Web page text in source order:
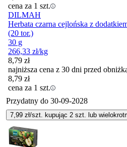
cena za 1 szt.
DILMAH
Herbata czarna cejlońska z
(20 tor.)
30 g
266,33 zł/kg
8,79 zł
najniższa cena z 30 dni przed
8,79 zł
cena za 1 szt.
Przydatny do 30-09-2028
7,99 zł/szt. kupując 2 szt. lub